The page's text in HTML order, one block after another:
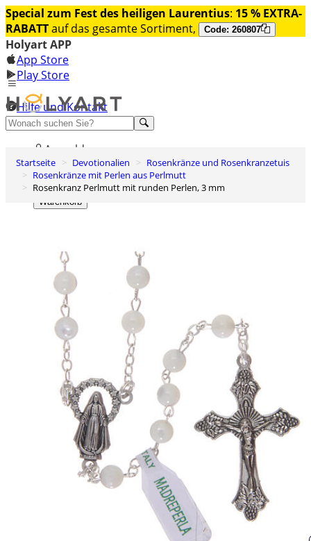
Special zum Fest des heiligen Laurentius: 15 % EXTRA-
RABATTauf das gesamte Sortiment, Code: 260807
Holyart APP
App Store
Play Store
Hilfe und Kontakt
Entdecken Sie Premium
Anmelden
Wunschliste
0
Warenkorb
Startseite Devotionalien
Rosenkränze und Rosenkranzetuis
Rosenkränze mit Perlen aus Perlmutt
Rosenkranz Perlmutt mit runden Perlen, 3 mm